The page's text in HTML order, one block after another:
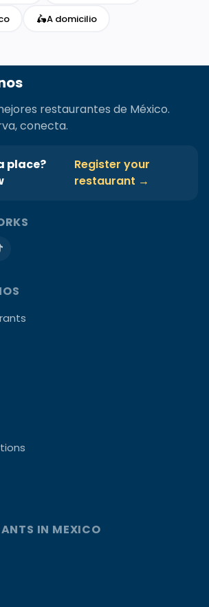
🛵A domicilio
restaurantes de México.
conecta.
place?
Register your
restaurant →
IN MEXICO